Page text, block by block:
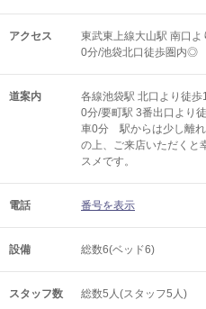
アクセス
東武東上線大山駅 南口
0分/池袋北口徒歩圏内◎
道案内
各線池袋駅 北口より徒
0分/要町駅 3番出口より
車0分 駅からは少し離れ
の上、ご来店いただくと
スメです。
電話 番号を表示
設備 総数6(ベッド6)
スタッフ数 総数5人(スタッフ5人)